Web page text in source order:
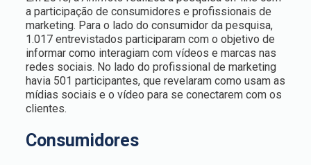
a participação de consumidores e profissionais de
marketing. Para o lado do consumidor da pesquisa,
1.017 entrevistados participaram com o objetivo de
informar como interagiam com vídeos e marcas nas
redes sociais. No lado do profissional de marketing
havia 501 participantes, que revelaram como usam as
mídias sociais e o vídeo para se conectarem com os
clientes.
Consumidores